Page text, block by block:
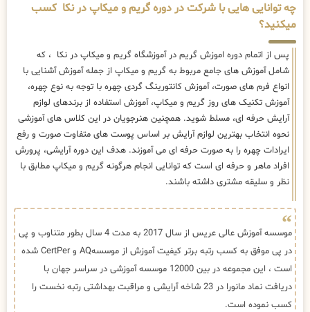
چه توانایی هایی با شرکت در دوره گریم و میکاپ در نکا کسب
میکنید؟
پس از اتمام دوره اموزش گریم در آموزشگاه گریم و میکاپ در نکا ، که
شامل آموزش های جامع مربوط به گریم و میکاپ از جمله آموزش آشنایی با
انواع فرم های صورت، آموزش کانتورینگ گردی چهره با توجه به نوع چهره،
آموزش تکنیک های روز گریم و میکاپ، آموزش استفاده از برندهای لوازم
آرایش حرفه ای، مسلط شوید. همچنین هنرجویان در این کلاس های آموزشی
نحوه انتخاب بهترین لوازم آرایش بر اساس پوست های متفاوت صورت و رفع
ایرادات چهره را به صورت حرفه ای می آموزند. هدف این دوره آرایشی، پرورش
افراد ماهر و حرفه ای است که توانایی انجام هرگونه گریم و میکاپ مطابق با
نظر و سلیقه مشتری داشته باشند.
موسسه آموزش عالی عریس از سال 2017 به مدت 4 سال بطور متناوب و پی
در پی موفق به کسب رتبه برتر کیفیت آموزش از موسسهAQ و CertPer شده
است ، این مجموعه در بین 12000 موسسه آموزشی در سراسر جهان با
دریافت نماد مانورا در 23 شاخه آرایشی و مراقبت بهداشتی رتبه نخست را
کسب نموده است.